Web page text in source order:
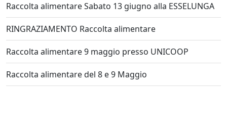
Raccolta alimentare Sabato 13 giugno alla ESSELUNGA
RINGRAZIAMENTO Raccolta alimentare
Raccolta alimentare 9 maggio presso UNICOOP
Raccolta alimentare del 8 e 9 Maggio